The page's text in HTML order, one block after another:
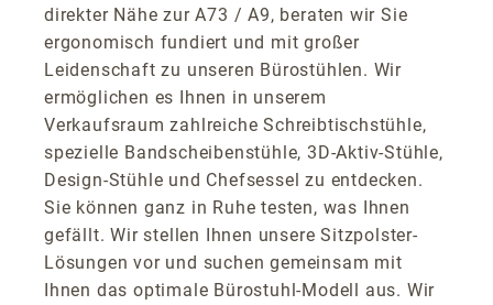
direkter Nähe zur A73 / A9, beraten wir Sie
ergonomisch fundiert und mit großer
Leidenschaft zu unseren Bürostühlen. Wir
ermöglichen es Ihnen in unserem
Verkaufsraum zahlreiche Schreibtischstühle,
spezielle Bandscheibenstühle, 3D-Aktiv-Stühle,
Design-Stühle und Chefsessel zu entdecken.
Sie können ganz in Ruhe testen, was Ihnen
gefällt. Wir stellen Ihnen unsere Sitzpolster-
Lösungen vor und suchen gemeinsam mit
Ihnen das optimale Bürostuhl-Modell aus. Wir